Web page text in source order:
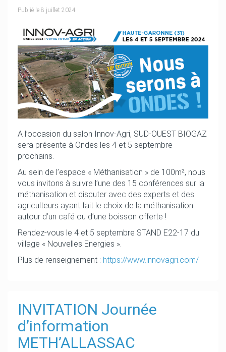
Publié le 8 juillet 2024
A l’occasion du salon Innov-Agri, SUD-OUEST BIOGAZ
sera présente à Ondes les 4 et 5 septembre
prochains.
Au sein de l’espace « Méthanisation » de 100m², nous
vous invitons à suivre l’une des 15 conférences sur la
méthanisation et discuter avec des experts et des
agriculteurs ayant fait le choix de la méthanisation
autour d’un café ou d’une boisson offerte !
Rendez-vous le 4 et 5 septembre STAND E22-17 du
village « Nouvelles Energies ».
Plus de renseignement : https://www.innovagri.com/
INVITATION Journée
d’information
METH’ALLASSAC